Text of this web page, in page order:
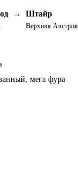
→ Штайр
Верхняя Австрия
мега фура